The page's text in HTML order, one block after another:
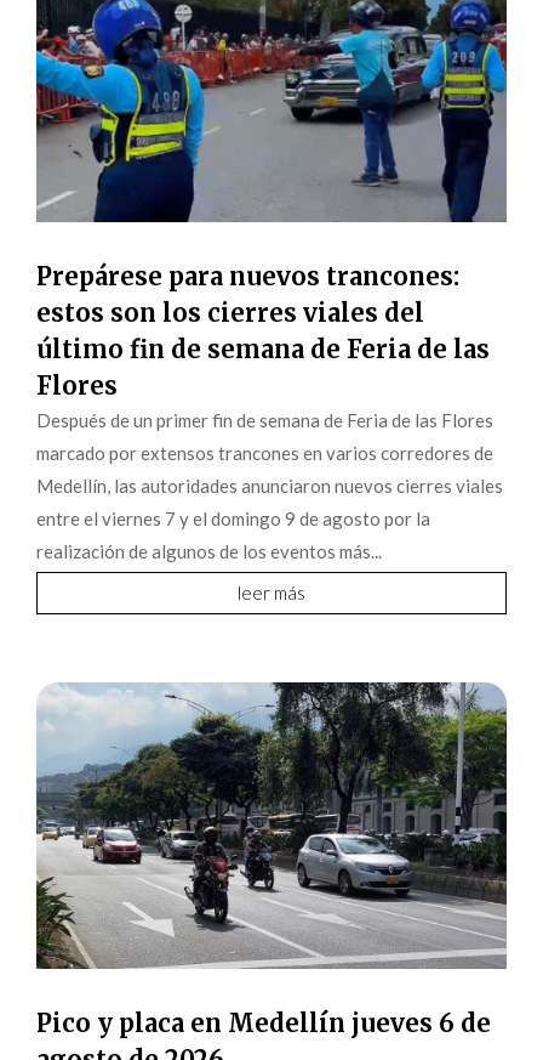
Prepárese para nuevos trancones:
estos son los cierres viales del
último fin de semana de Feria de las
Flores
Después de un primer fin de semana de Feria de las Flores
marcado por extensos trancones en varios corredores de
Medellín, las autoridades anunciaron nuevos cierres viales
entre el viernes 7 y el domingo 9 de agosto por la
realización de algunos de los eventos más...
leer más
Pico y placa en Medellín jueves 6 de